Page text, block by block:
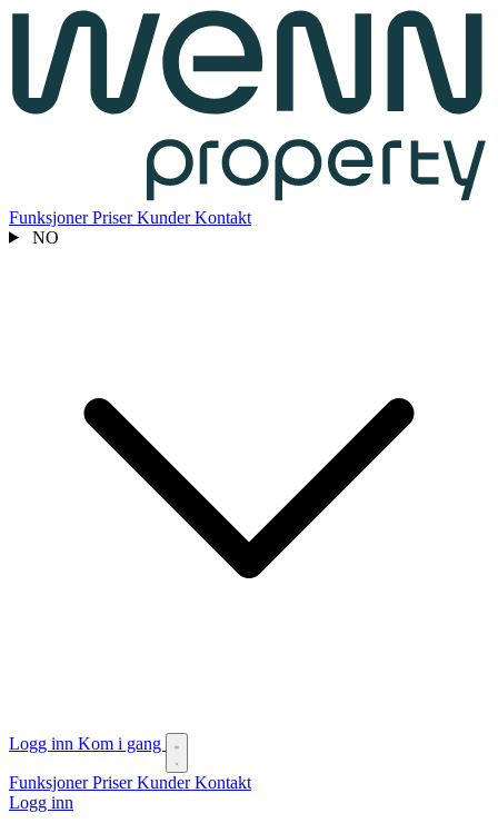
FunksjonerPriserKunderKontakt
NO
Logg inn Kom i gang
FunksjonerPriserKunderKontakt
Logg inn